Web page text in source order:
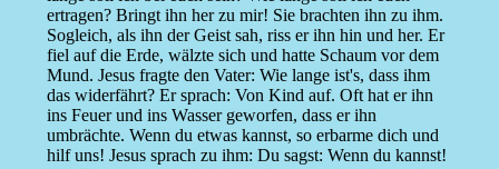
ertragen? Bringt ihn her zu mir! Sie brachten ihn zu ihm.
Sogleich, als ihn der Geist sah, riss er ihn hin und her. Er
fiel auf die Erde, wälzte sich und hatte Schaum vor dem
Mund. Jesus fragte den Vater: Wie lange ist's, dass ihm
das widerfährt? Er sprach: Von Kind auf. Oft hat er ihn
ins Feuer und ins Wasser geworfen, dass er ihn
umbrächte. Wenn du etwas kannst, so erbarme dich und
hilf uns! Jesus sprach zu ihm: Du sagst: Wenn du kannst!